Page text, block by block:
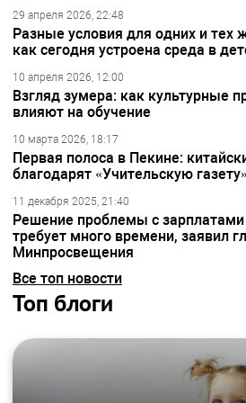
29 апреля 2026, 22:48
Разные условия для одних и тех
как сегодня устроена среда в
10 апреля 2026, 12:00
Взгляд зумера: как культурные
влияют на обучение
10 марта 2026, 18:17
Первая полоса в Пекине:
благодарят «Учительскую газету»
11 декабря 2025, 21:40
Решение проблемы с зарплатами
требует много времени, заявил
Минпросвещения
Все топ новости
Топ блоги